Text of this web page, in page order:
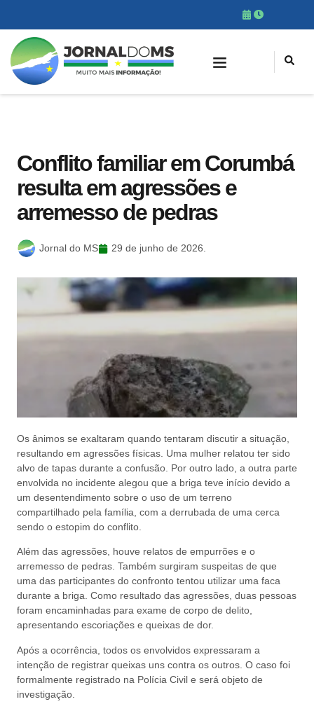
Conflito familiar em Corumbá
resulta em agressões e
arremesso de pedras
Jornal do MS 29 de junho de 2026.
Os ânimos se exaltaram quando tentaram discutir a situação,
resultando em agressões físicas. Uma mulher relatou ter sido
alvo de tapas durante a confusão. Por outro lado, a outra parte
envolvida no incidente alegou que a briga teve início devido a
um desentendimento sobre o uso de um terreno
compartilhado pela família, com a derrubada de uma cerca
sendo o estopim do conflito.
Além das agressões, houve relatos de empurrões e o
arremesso de pedras. Também surgiram suspeitas de que
uma das participantes do confronto tentou utilizar uma faca
durante a briga. Como resultado das agressões, duas pessoas
foram encaminhadas para exame de corpo de delito,
apresentando escoriações e queixas de dor.
Após a ocorrência, todos os envolvidos expressaram a
intenção de registrar queixas uns contra os outros. O caso foi
formalmente registrado na Polícia Civil e será objeto de
investigação.